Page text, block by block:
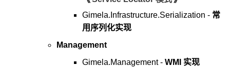
Gimela.Infrastructure.Serialization - 常
用序列化实现
Management
Gimela.Management - WMI 实现